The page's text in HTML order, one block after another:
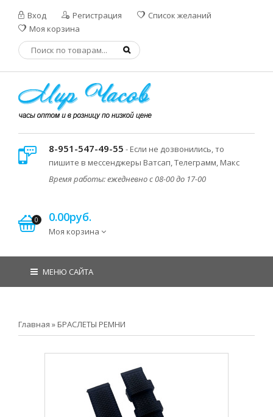
Вход Регистрация
Список желаний
Моя корзина
8-951-547-49-55 - Если не дозвонились, то
пишите в мессенджеры Ватсап, Телеграмм, Макс
Время работы: ежедневно с 08-00 до 17-00
0 0.00руб.
Моя корзина
МЕНЮ САЙТА
Главная » БРАСЛЕТЫ РЕМНИ